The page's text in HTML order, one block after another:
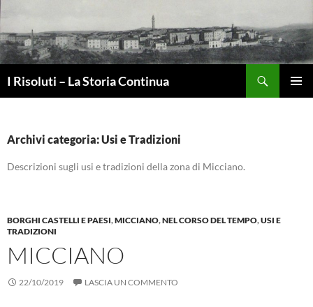
Vai
contenuto
I Risoluti – La Storia Continua
Archivi categoria: Usi e Tradizioni
Descrizioni sugli usi e tradizioni della zona di Micciano.
BORGHI CASTELLI E PAESI,MICCIANO,NEL CORSO DEL TEMPO,USI E
TRADIZIONI
MICCIANO
22/10/2019 LASCIA UN COMMENTO